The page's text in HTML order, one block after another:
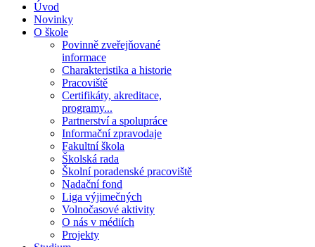
Úvod
Novinky
O škole
Povinně zveřejňované
informace
Charakteristika a historie
Pracoviště
Certifikáty, akreditace,
programy...
Partnerství a spolupráce
Informační zpravodaje
Fakultní škola
Školská rada
Školní poradenské pracoviště
Nadační fond
Liga výjimečných
Volnočasové aktivity
O nás v médiích
Projekty